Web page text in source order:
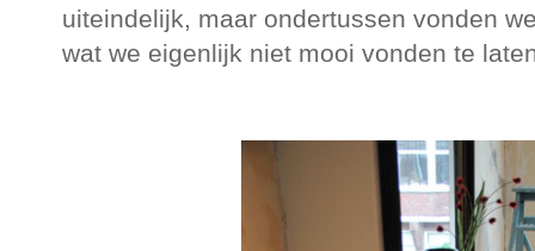
uiteindelijk, maar ondertussen vonden
wat we eigenlijk niet mooi vonden te